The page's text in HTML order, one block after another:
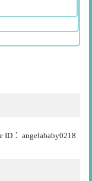
ID： angelababy0218